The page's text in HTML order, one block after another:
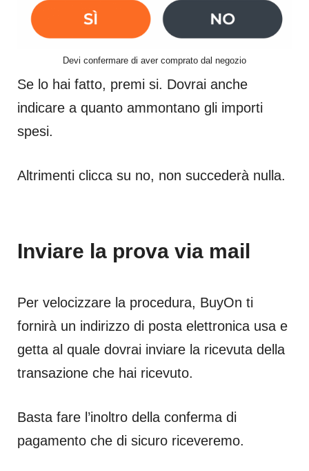
Devi confermare di aver comprato dal negozio
Se lo hai fatto, premi si. Dovrai anche
indicare a quanto ammontano gli importi
spesi.
Altrimenti clicca su no, non succederà nulla.
Inviare la prova via mail
Per velocizzare la procedura, BuyOn ti
fornirà un indirizzo di posta elettronica usa e
getta al quale dovrai inviare la ricevuta della
transazione che hai ricevuto.
Basta fare l’inoltro della conferma di
pagamento che di sicuro riceveremo.